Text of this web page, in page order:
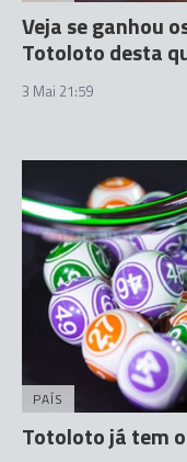
Veja se ganhou
Totoloto desta
3 Mai 21:59
PAÍS
Totoloto já tem